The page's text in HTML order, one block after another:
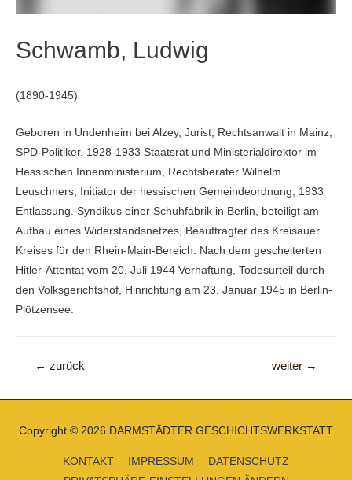
Schwamb, Ludwig
(1890-1945)
Geboren in Undenheim bei Alzey, Jurist, Rechtsanwalt in Mainz,
SPD-Politiker. 1928-1933 Staatsrat und Ministerialdirektor im
Hessischen Innenministerium, Rechtsberater Wilhelm
Leuschners, Initiator der hessischen Gemeindeordnung, 1933
Entlassung. Syndikus einer Schuhfabrik in Berlin, beteiligt am
Aufbau eines Widerstandsnetzes, Beauftragter des Kreisauer
Kreises für den Rhein-Main-Bereich. Nach dem gescheiterten
Hitler-Attentat vom 20. Juli 1944 Verhaftung, Todesurteil durch
den Volksgerichtshof, Hinrichtung am 23. Januar 1945 in Berlin-
Plötzensee.
Beitragsnavigation
← zurück weiter →
Copyright © 2026 DARMSTÄDTER GESCHICHTSWERKSTATT
KONTAKT IMPRESSUM
DATENSCHUTZ